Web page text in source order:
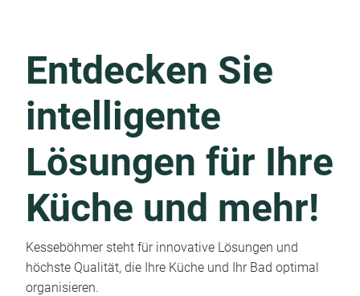
Entdecken Sie
intelligente
Lösungen für Ihre
Küche und mehr!
Kesseböhmer steht für innovative Lösungen und
höchste Qualität, die Ihre Küche und Ihr Bad optimal
organisieren.